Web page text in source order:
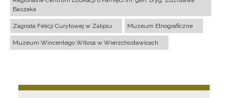
Baszaka
Zagroda Felicji Curyłowej w Zalipiu Muzeum Etnograficzne
Muzeum Wincentego Witosa w Wierzchosławicach